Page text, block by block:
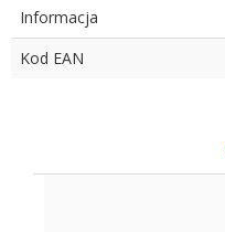
Informacja
Kod EAN